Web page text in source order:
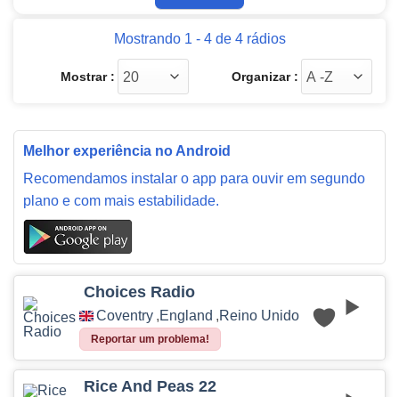
Mostrando 1 - 4 de 4 rádios
Mostrar : Organizar :
Melhor experiência no Android
Recomendamos instalar o app para ouvir em segundo
plano e com mais estabilidade.
Choices Radio
Coventry ,England ,Reino Unido
Reportar um problema!
Rice And Peas 22